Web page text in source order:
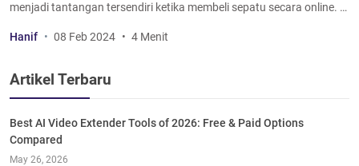
menjadi tantangan tersendiri ketika membeli sepatu secara online. …
Hanif 08 Feb 2024 4 Menit
Artikel Terbaru
Best AI Video Extender Tools of 2026: Free & Paid Options
Compared
May 26, 2026